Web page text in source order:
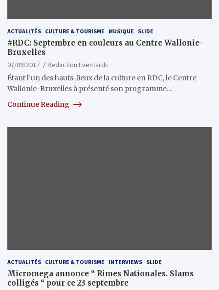
ACTUALITÉS CULTURE & TOURISME MUSIQUE SLIDE
#RDC: Septembre en couleurs au Centre Wallonie-
Bruxelles
07/09/2017
Redaction Eventsrdc
Étant l’un des hauts-lieux de la culture en RDC, le Centre
Wallonie-Bruxelles à présenté son programme…
Continue Reading
ACTUALITÉS CULTURE & TOURISME INTERVIEWS SLIDE
Micromega annonce “ Rimes Nationales. Slams
colligés “ pour ce 23 septembre